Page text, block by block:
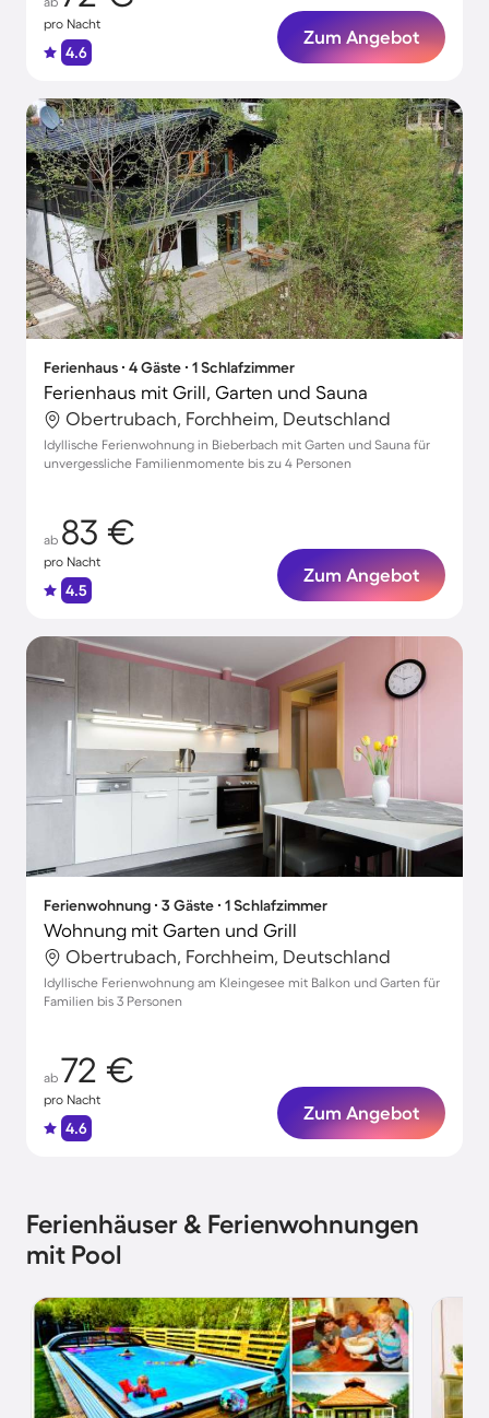
pro Nacht
4.6
Zum Angebot
Ferienhaus ∙ 4 Gäste ∙ 1 Schlafzimmer
Ferienhaus mit Grill, Garten und Sauna
Obertrubach, Forchheim, Deutschland
Idyllische Ferienwohnung in Bieberbach mit Garten und Sauna für
unvergessliche Familienmomente bis zu 4 Personen
ab 83 €
pro Nacht
4.5
Zum Angebot
Ferienwohnung ∙ 3 Gäste ∙ 1 Schlafzimmer
Wohnung mit Garten und Grill
Obertrubach, Forchheim, Deutschland
Idyllische Ferienwohnung am Kleingesee mit Balkon und Garten für
Familien bis 3 Personen
ab 72 €
pro Nacht
4.6
Zum Angebot
Ferienhäuser & Ferienwohnungen
mit Pool